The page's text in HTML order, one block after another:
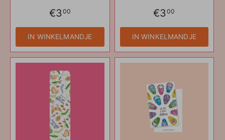
€300
IN WINKELMANDJE
€300
IN WINKELMANDJE